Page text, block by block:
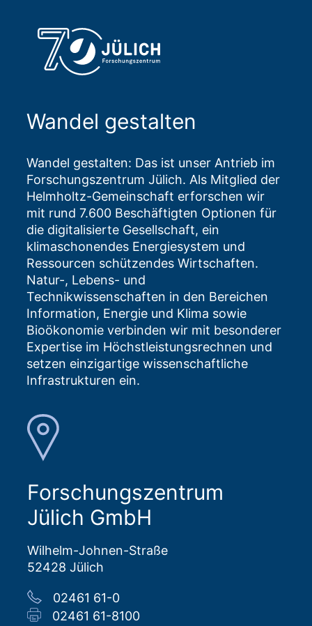
Wandel gestalten
Wandel gestalten: Das ist unser Antrieb im
Forschungszentrum Jülich. Als Mitglied der
Helmholtz-Gemeinschaft erforschen wir
mit rund 7.600 Beschäftigten Optionen für
die digitalisierte Gesellschaft, ein
klimaschonendes Energiesystem und
Ressourcen schützendes Wirtschaften.
Natur-, Lebens- und
Technikwissenschaften in den Bereichen
Information, Energie und Klima sowie
Bioökonomie verbinden wir mit besonderer
Expertise im Höchstleistungsrechnen und
setzen einzigartige wissenschaftliche
Infrastrukturen ein.
Forschungszentrum
Jülich GmbH
Wilhelm-Johnen-Straße
52428 Jülich
02461 61-0
02461 61-8100